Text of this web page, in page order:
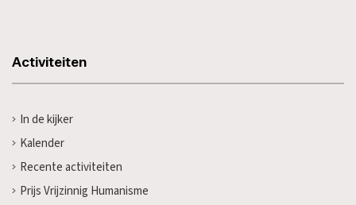
Activiteiten
In de kijker
Kalender
Recente activiteiten
Prijs Vrijzinnig Humanisme